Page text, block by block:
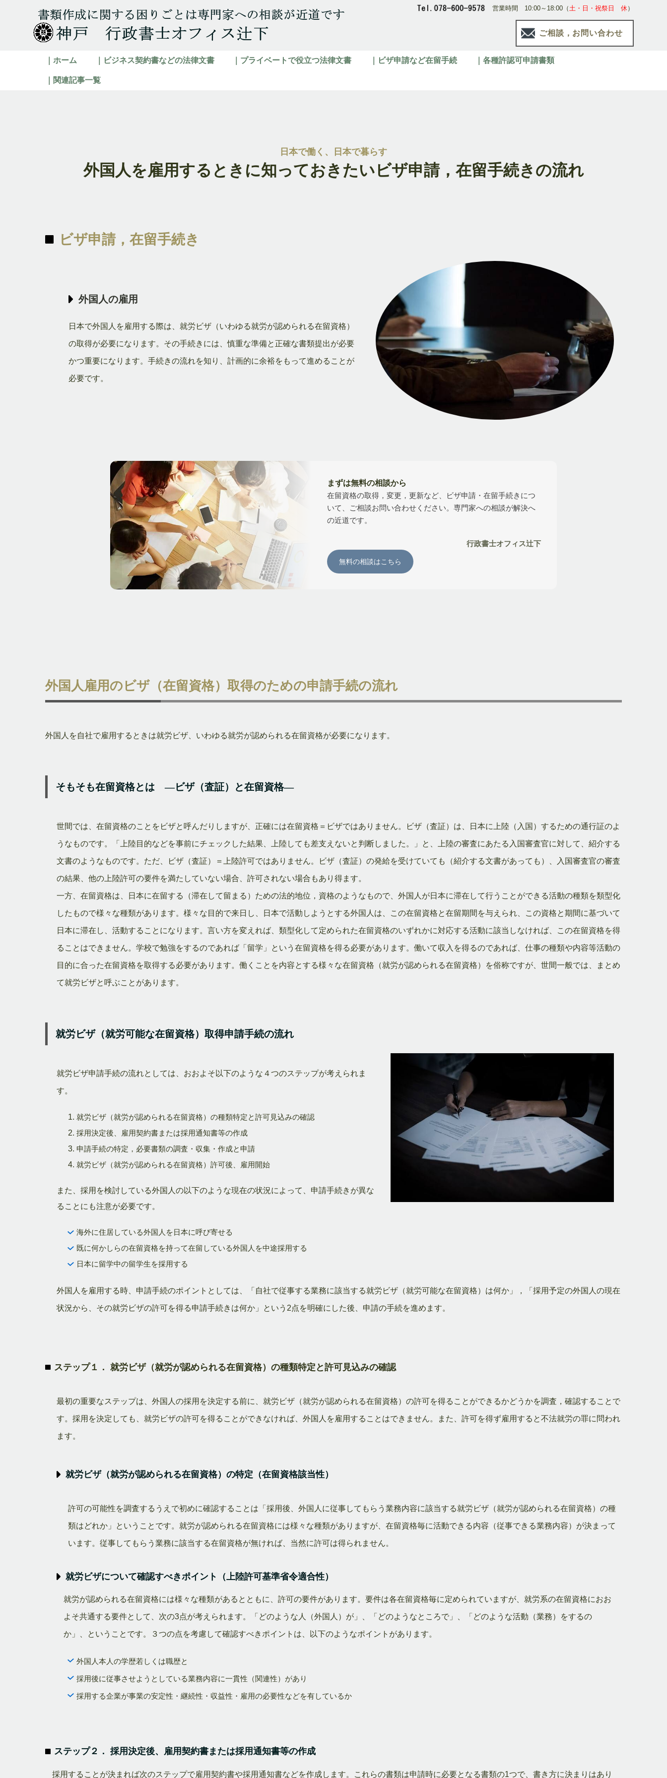
｜ホーム ｜ビジネス契約書などの法律文書 ｜プライベートで役立つ法律文書 ｜ビザ申請など在留手続 ｜各種許認可申請書類
｜関連記事一覧
営業時間 10:00～18:00（土・日・祝祭日 休）
ご相談，お問い合わせ
日本で働く、日本で暮らす
外国人を雇用するときに知っておきたいビザ申請，在留手続きの流れ
ビザ申請，在留手続き
外国人の雇用
日本で外国人を雇用する際は、就労ビザ（いわゆる就労が認められる在留資格）
の取得が必要になります。その手続きには、慎重な準備と正確な書類提出が必要
かつ重要になります。手続きの流れを知り、計画的に余裕をもって進めることが
必要です。
まずは無料の相談から
在留資格の取得，変更，更新など、ビザ申請・在留手続きにつ
いて、ご相談お問い合わせください。専門家への相談が解決へ
の近道です。
行政書士オフィス辻下
無料の相談はこちら
外国人雇用のビザ（在留資格）取得のための申請手続の流れ
外国人を自社で雇用するときは就労ビザ、いわゆる就労が認められる在留資格が必要になります。
そもそも在留資格とは ―ビザ（査証）と在留資格―
世間では、在留資格のことをビザと呼んだりしますが、正確には在留資格＝ビザではありません。ビザ（査証）は、日本に上陸（入国）するための通行証のよ
うなものです。「上陸目的などを事前にチェックした結果、上陸しても差支えないと判断しました。」と、上陸の審査にあたる入国審査官に対して、紹介する
文書のようなものです。ただ、ビザ（査証）＝上陸許可ではありません。ビザ（査証）の発給を受けていても（紹介する文書があっても）、入国審査官の審査
の結果、他の上陸許可の要件を満たしていない場合、許可されない場合もあり得ます。
一方、在留資格は、日本に在留する（滞在して留まる）ための法的地位，資格のようなもので、外国人が日本に滞在して行うことができる活動の種類を類型化
したもので様々な種類があります。様々な目的で来日し、日本で活動しようとする外国人は、この在留資格と在留期間を与えられ、この資格と期間に基づいて
日本に滞在し、活動することになります。言い方を変えれば、類型化して定められた在留資格のいずれかに対応する活動に該当しなければ、この在留資格を得
ることはできません。学校で勉強をするのであれば「留学」という在留資格を得る必要があります。働いて収入を得るのであれば、仕事の種類や内容等活動の
目的に合った在留資格を取得する必要があります。働くことを内容とする様々な在留資格（就労が認められる在留資格）を俗称ですが、世間一般では、まとめ
て就労ビザと呼ぶことがあります。
就労ビザ（就労可能な在留資格）取得申請手続の流れ
就労ビザ申請手続の流れとしては、おおよそ以下のような４つのステップが考えられま
す。
就労ビザ（就労が認められる在留資格）の種類特定と許可見込みの確認
採用決定後、雇用契約書または採用通知書等の作成
申請手続の特定，必要書類の調査・収集・作成と申請
就労ビザ（就労が認められる在留資格）許可後、雇用開始
また、採用を検討している外国人の以下のような現在の状況によって、申請手続きが異な
ることにも注意が必要です。
海外に住居している外国人を日本に呼び寄せる
既に何かしらの在留資格を持って在留している外国人を中途採用する
日本に留学中の留学生を採用する
外国人を雇用する時、申請手続のポイントとしては、「自社で従事する業務に該当する就労ビザ（就労可能な在留資格）は何か」，「採用予定の外国人の現在
状況から、その就労ビザの許可を得る申請手続きは何か」という2点を明確にした後、申請の手続を進めます。
ステップ１． 就労ビザ（就労が認められる在留資格）の種類特定と許可見込みの確認
最初の重要なステップは、外国人の採用を決定する前に、就労ビザ（就労が認められる在留資格）の許可を得ることができるかどうかを調査，確認することで
す。採用を決定しても、就労ビザの許可を得ることができなければ、外国人を雇用することはできません。また、許可を得ず雇用すると不法就労の罪に問われ
ます。
就労ビザ（就労が認められる在留資格）の特定（在留資格該当性）
許可の可能性を調査するうえで初めに確認することは「採用後、外国人に従事してもらう業務内容に該当する就労ビザ（就労が認められる在留資格）の種
類はどれか」ということです。就労が認められる在留資格には様々な種類がありますが、在留資格毎に活動できる内容（従事できる業務内容）が決まって
います。従事してもらう業務に該当する在留資格が無ければ、当然に許可は得られません。
就労ビザについて確認すべきポイント（上陸許可基準省令適合性）
就労が認められる在留資格には様々な種類があるとともに、許可の要件があります。要件は各在留資格毎に定められていますが、就労系の在留資格におお
よそ共通する要件として、次の3点が考えられます。「どのような人（外国人）が」、「どのようなところで」、「どのような活動（業務）をするの
か」、ということです。３つの点を考慮して確認すべきポイントは、以下のようなポイントがあります。
外国人本人の学歴若しくは職歴と
採用後に従事させようとしている業務内容に一貫性（関連性）があり
採用する企業が事業の安定性・継続性・収益性・雇用の必要性などを有しているか
ステップ２． 採用決定後、雇用契約書または採用通知書等の作成
採用することが決まれば次のステップで雇用契約書や採用通知書などを作成します。これらの書類は申請時に必要となる書類の1つで、書き方に決まりはあり